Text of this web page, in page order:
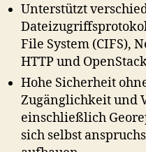
Unterstützt
File System (CIFS),
HTTP und
Hohe Sicherheit
Zugänglichkeit und
einschließlich
sich selbst